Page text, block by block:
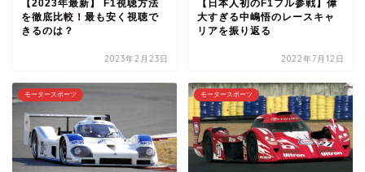
【2023年最新】 F1視聴方法
を徹底比較！最も安く視聴で
きるのは？
2023年2月23日
【日本人初のF1フル参戦】偉
大すぎる中嶋悟のレースキャ
リアを振り返る
2022年7月12日
モータースポーツ モータースポーツ